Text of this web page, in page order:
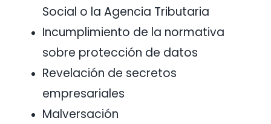
Social o la Agencia Tributaria
Incumplimiento de la normativa
sobre protección de datos
Revelación de secretos
empresariales
Malversación